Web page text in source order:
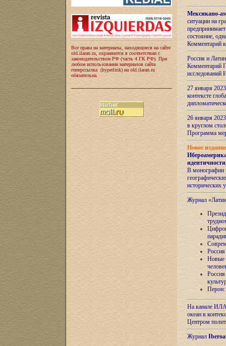
Все права на материалы, находящиеся на сайте
old.ilaran.ru, охраняются в соответствии с
законодательством РФ (часть 4 ГК РФ). При
любом использовании материалов сайта
гиперссылка (hyperlink) на old.ilaran.ru
обязательна.
Мексикано-
ситуации на
состояние,
Комментарий
Россия и
Комментарий
27 января
контексте
26 января
в круглом
Программа
Новое
идентичности
В монографии
исторических
Журнал
Новые
Перон:
На канале
океан в
Центром
Журнал